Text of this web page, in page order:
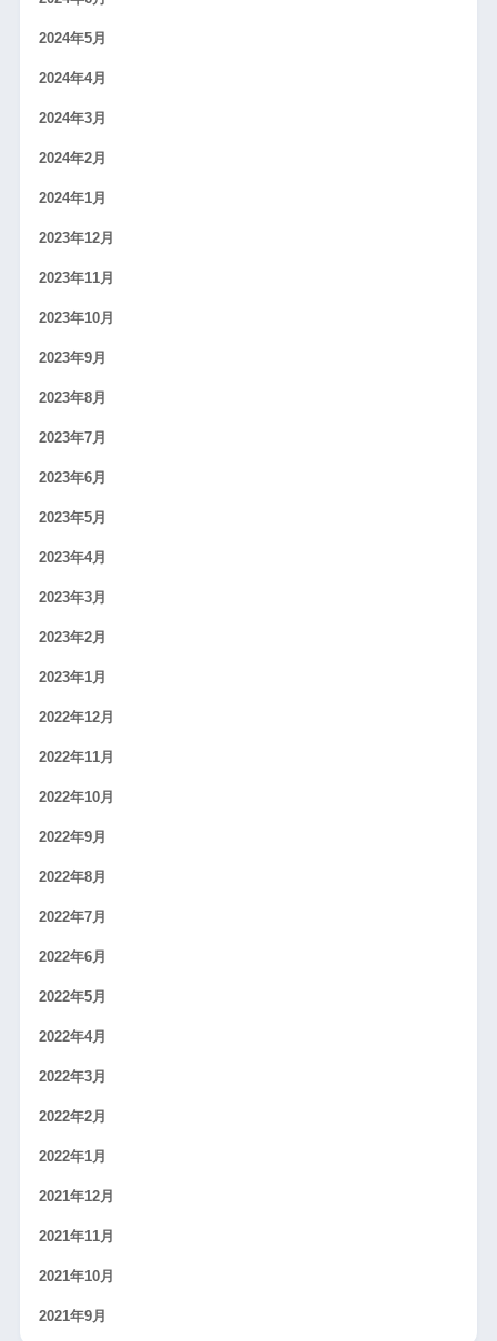
2024年5月
2024年4月
2024年3月
2024年2月
2024年1月
2023年12月
2023年11月
2023年10月
2023年9月
2023年8月
2023年7月
2023年6月
2023年5月
2023年4月
2023年3月
2023年2月
2023年1月
2022年12月
2022年11月
2022年10月
2022年9月
2022年8月
2022年7月
2022年6月
2022年5月
2022年4月
2022年3月
2022年2月
2022年1月
2021年12月
2021年11月
2021年10月
2021年9月